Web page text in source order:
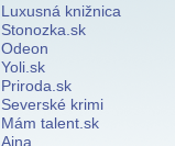
Luxusná knižnica
Stonozka.sk
Odeon
Yoli.sk
Priroda.sk
Severské krimi
Mám talent.sk
Ajna